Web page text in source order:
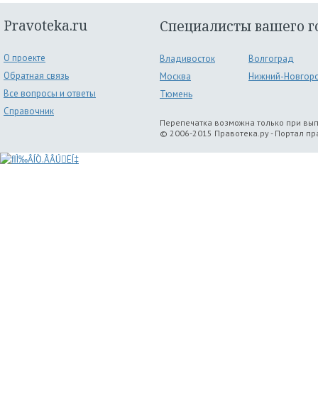
Pravoteka.ru
О проекте
Обратная связь
Все вопросы и ответы
Справочник
Специалисты вашего
Владивосток
Волгоград
Москва
Нижний-
Тюмень
Перепечатка возможна только при
© 2006-2015 Правотека.ру - Портал